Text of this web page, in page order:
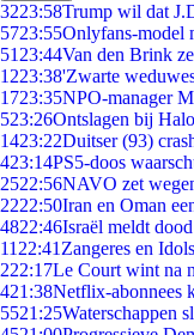
3223:58Trump wil dat
5723:55Onlyfans-model
51 23:44Van den Brink
1223:38'Zwarte
1723:35NPO-manager
523:26Ontslagen bij
1423:22Duitser (93)
423:14PS5-doos
2522:56NAVO zet
2222:50Iran en Oman
4822:46Israël meldt
11 22:41 Zangeres en
222:17Le Court wint na
421:38Netflix-abonnees
5521:25Waterschappen